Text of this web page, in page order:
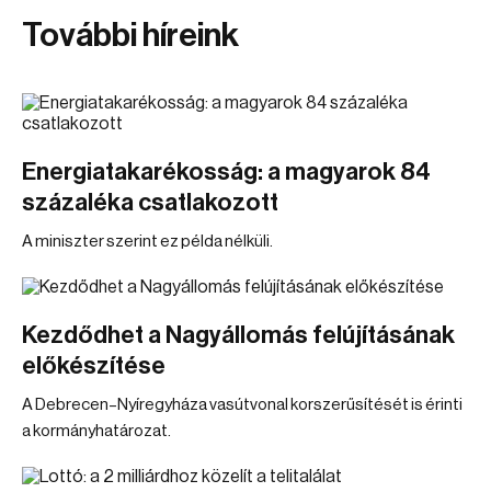
További híreink
Energiatakarékosság: a magyarok 84
százaléka csatlakozott
A miniszter szerint ez példa nélküli.
Kezdődhet a Nagyállomás felújításának
előkészítése
A Debrecen–Nyíregyháza vasútvonal korszerűsítését is érinti
a kormányhatározat.